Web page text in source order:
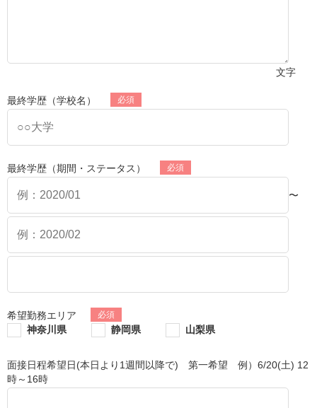
文字
最終学歴（学校名）
最終学歴（期間・ステータス）
〜
希望勤務エリア
神奈川県
静岡県 山梨県
面接日程希望日(本日より1週間以降で) 第一希望 例）6/20(土) 12
時～16時